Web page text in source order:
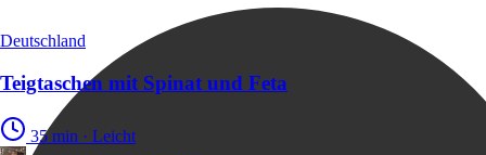
Deutschland
Teigtaschen mit Spinat und Feta
35 min · Leicht